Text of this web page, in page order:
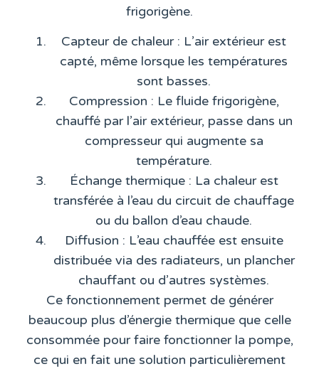
frigorigène.
Capteur de chaleur: L’air extérieur est
capté, même lorsque les températures
sont basses.
Compression : Le fluide frigorigène,
chauffé par l’air extérieur, passe dans un
compresseur qui augmente sa
température.
Échange thermique: La chaleur est
transférée à l’eau du circuit de chauffage
ou du ballon d’eau chaude.
Diffusion : L’eau chauffée est ensuite
distribuée via des radiateurs, un plancher
chauffant ou d’autres systèmes.
Ce fonctionnement permet de générer
beaucoup plus d’énergie thermique que celle
consommée pour faire fonctionner la pompe,
ce qui en fait une solution particulièrement